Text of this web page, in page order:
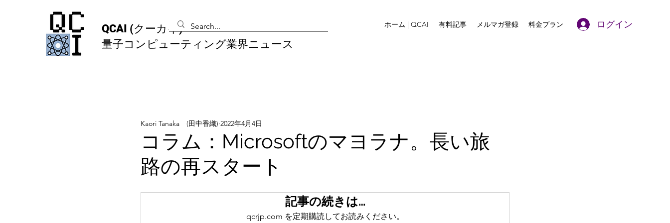
QCAI (クーカイ)
量子コンピューティング業界ニュース
ホーム | QCAI 有料記事 メルマガ登録 料金プラン ログイン
コラム：Microsoftのマヨラナ。長い旅
路の再スタート
Kaori Tanaka (田中香織) 2022年4月4日
記事の続きは…
qcrjp.com を定期購読してお読みください。